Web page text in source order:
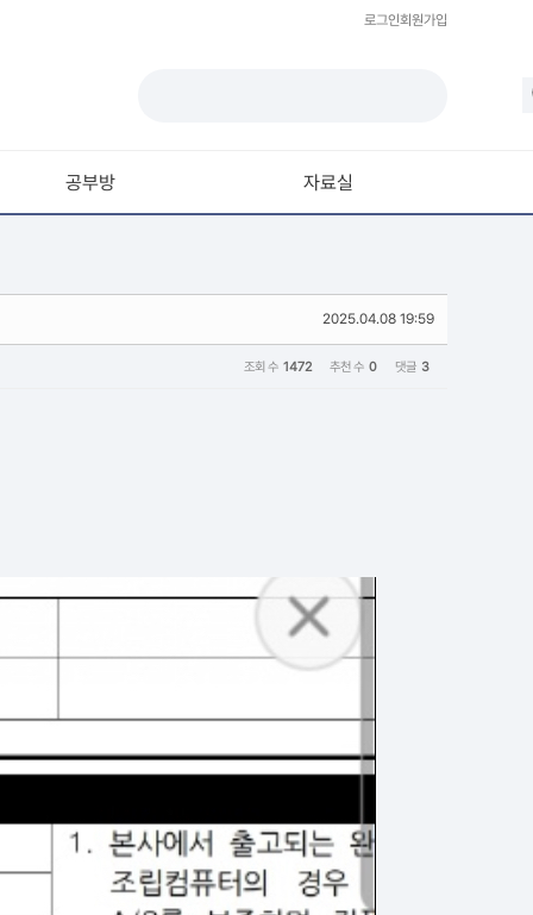
로그인회원가입
공부방 자료실
모션 / 모그라프
라이팅 / 렌더링
2025.04.08 19:59
조회 수 1472 추천 수 0 댓글 3